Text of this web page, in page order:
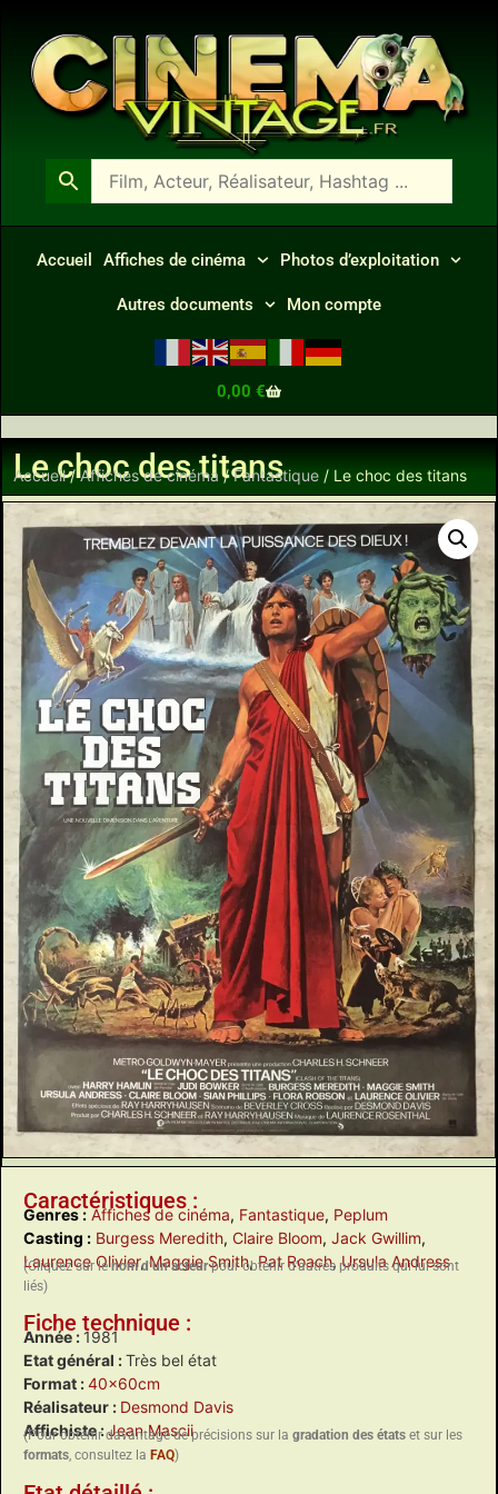
Accueil Affiches de cinéma Photos d’exploitation
Autres documents Mon compte
0,00 €
Le choc des titans
Accueil/Affiches de cinéma/Fantastique / Le choc des titans
Caractéristiques :
Genres : Affiches de cinéma, Fantastique, Peplum
Casting : Burgess Meredith, Claire Bloom, Jack Gwillim,
Laurence Olivier,Maggie Smith,Pat Roach,Ursula Andress
(Cliquez sur lenom d’un acteurpour obtenir d’autres produits qui lui sont
liés)
Fiche technique :
Année : 1981
Etat général :Très bel état
Format :40x60cm
Réalisateur : Desmond Davis
Affichiste :Jean Mascii
(Pour obtenir davantage de précisions sur la gradation des états et sur les
formats, consultez la FAQ)